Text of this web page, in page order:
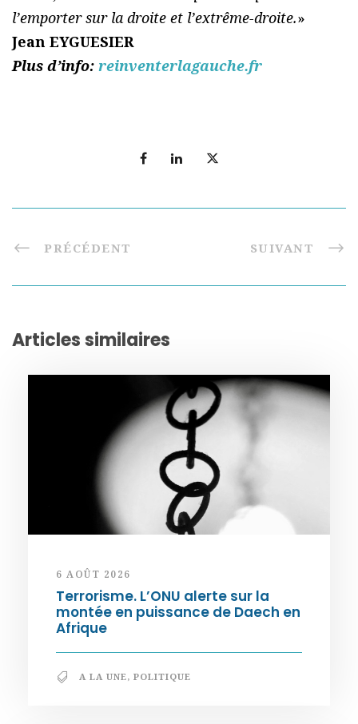
l’emporter sur la droite et l’extrême-droite.»
Jean EYGUESIER
Plus d’info: reinventerlagauche.fr
PRÉCÉDENT SUIVANT
Articles similaires
6 AOÛT 2026
Terrorisme. L’ONU alerte sur la
montée en puissance de Daech en
Afrique
A LA UNE, POLITIQUE